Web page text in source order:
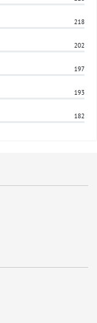
218
202
197
193
182